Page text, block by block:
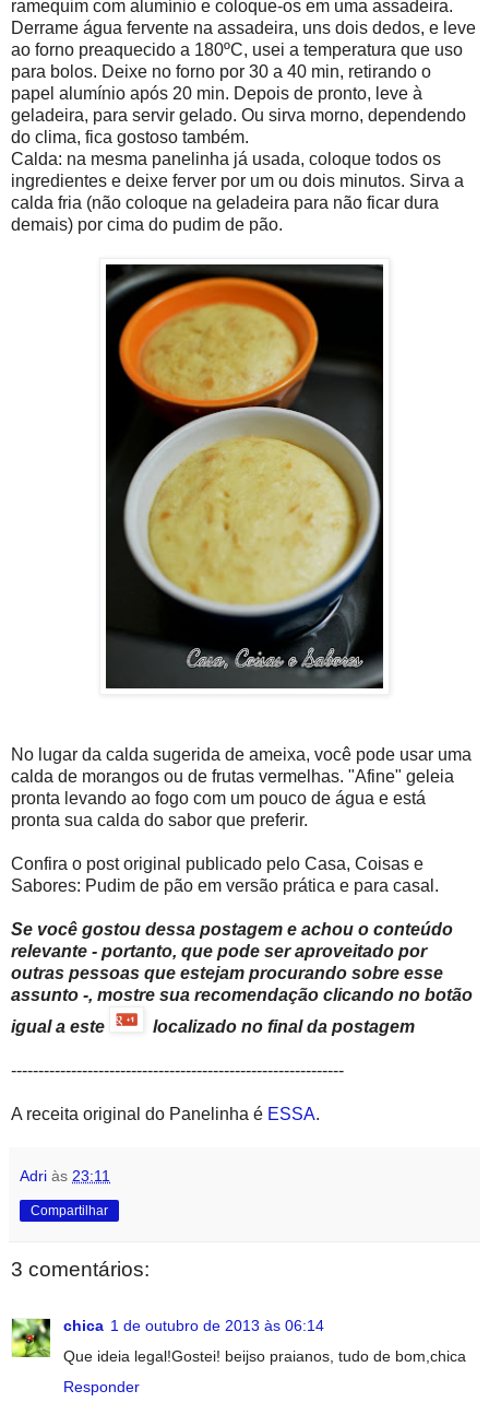
ramequim com alumínio e coloque-os em uma assadeira.
Derrame água fervente na assadeira, uns dois dedos, e leve
ao forno preaquecido a 180ºC, usei a temperatura que uso
para bolos. Deixe no forno por 30 a 40 min, retirando o
papel alumínio após 20 min. Depois de pronto, leve à
geladeira, para servir gelado. Ou sirva morno, dependendo
do clima, fica gostoso também.
Calda: na mesma panelinha já usada, coloque todos os
ingredientes e deixe ferver por um ou dois minutos. Sirva a
calda fria (não coloque na geladeira para não ficar dura
demais) por cima do pudim de pão.
No lugar da calda sugerida de ameixa, você pode usar uma
calda de morangos ou de frutas vermelhas. "Afine" geleia
pronta levando ao fogo com um pouco de água e está
pronta sua calda do sabor que preferir.
Confira o post original publicado pelo Casa, Coisas e
Sabores: Pudim de pão em versão prática e para casal.
Se você gostou dessa postagem e achou o conteúdo
relevante - portanto, que pode ser aproveitado por
outras pessoas que estejam procurando sobre esse
assunto -, mostre sua recomendação clicando no botão
igual a este
localizado no final da postagem
-------------------------------------------------------------
A receita original do Panelinha é ESSA.
Adri às 23:11
Compartilhar
3 comentários:
chica 1 de outubro de 2013 às 06:14
Que ideia legal!Gostei! beijso praianos, tudo de bom,chica
Responder